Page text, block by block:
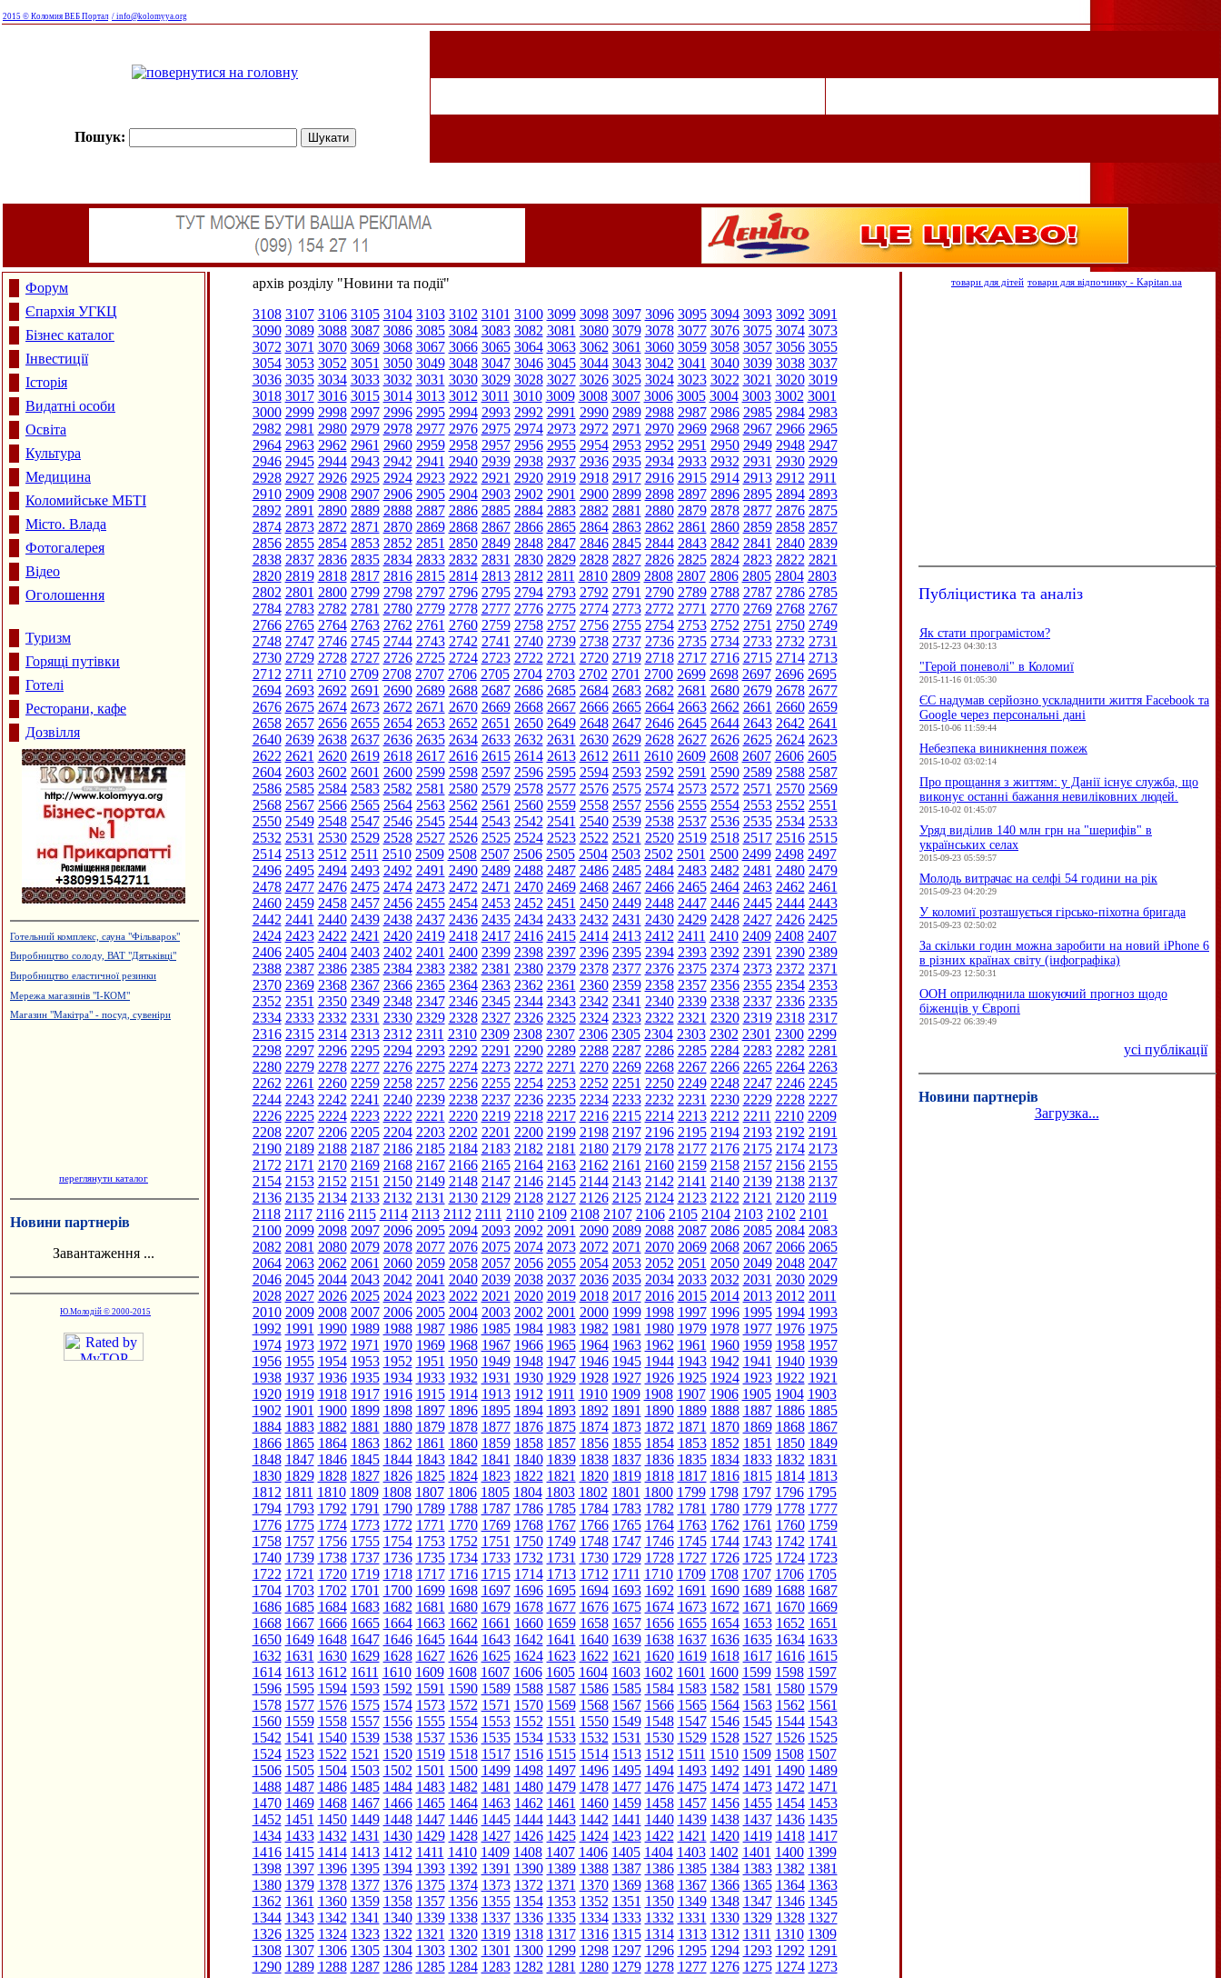
2015 © Коломия ВЕБ Портал / info@kolomyya.org
Пошук:
Форум
Єпархія УГКЦ
Бізнес каталог
Інвестиції
Історія
Видатні особи
Освіта
Культура
Медицина
Коломийське МБТІ
Місто. Влада
Фотогалерея
Відео
Оголошення
Туризм
Горящі путівки
Готелі
Ресторани, кафе
Дозвілля
Готельний комплекс, сауна "Фільварок"
Виробництво солоду, ВАТ "Дятьківці"
Виробництво еластичної резинки
Мережа магазинів "І-КОМ"
Магазин "Макітра" - посуд, сувеніри
переглянути каталог
Новини партнерів
Завантаження ...
Ю.Молодій © 2000-2015
архів розділу "Новини та події"
3108 3107 3106 3105 3104 3103 3102 3101 3100 3099 3098 3097 3096 3095 3094 3093 3092 3091
3090 3089 3088 3087 3086 3085 3084 3083 3082 3081 3080 3079 3078 3077 3076 3075 3074 3073
3072 3071 3070 3069 3068 3067 3066 3065 3064 3063 3062 3061 3060 3059 3058 3057 3056 3055
3054 3053 3052 3051 3050 3049 3048 3047 3046 3045 3044 3043 3042 3041 3040 3039 3038 3037
3036 3035 3034 3033 3032 3031 3030 3029 3028 3027 3026 3025 3024 3023 3022 3021 3020 3019
3018 3017 3016 3015 3014 3013 3012 3011 3010 3009 3008 3007 3006 3005 3004 3003 3002 3001
3000 2999 2998 2997 2996 2995 2994 2993 2992 2991 2990 2989 2988 2987 2986 2985 2984 2983
2982 2981 2980 2979 2978 2977 2976 2975 2974 2973 2972 2971 2970 2969 2968 2967 2966 2965
2964 2963 2962 2961 2960 2959 2958 2957 2956 2955 2954 2953 2952 2951 2950 2949 2948 2947
2946 2945 2944 2943 2942 2941 2940 2939 2938 2937 2936 2935 2934 2933 2932 2931 2930 2929
2928 2927 2926 2925 2924 2923 2922 2921 2920 2919 2918 2917 2916 2915 2914 2913 2912 2911
2910 2909 2908 2907 2906 2905 2904 2903 2902 2901 2900 2899 2898 2897 2896 2895 2894 2893
2892 2891 2890 2889 2888 2887 2886 2885 2884 2883 2882 2881 2880 2879 2878 2877 2876 2875
2874 2873 2872 2871 2870 2869 2868 2867 2866 2865 2864 2863 2862 2861 2860 2859 2858 2857
2856 2855 2854 2853 2852 2851 2850 2849 2848 2847 2846 2845 2844 2843 2842 2841 2840 2839
2838 2837 2836 2835 2834 2833 2832 2831 2830 2829 2828 2827 2826 2825 2824 2823 2822 2821
2820 2819 2818 2817 2816 2815 2814 2813 2812 2811 2810 2809 2808 2807 2806 2805 2804 2803
2802 2801 2800 2799 2798 2797 2796 2795 2794 2793 2792 2791 2790 2789 2788 2787 2786 2785
2784 2783 2782 2781 2780 2779 2778 2777 2776 2775 2774 2773 2772 2771 2770 2769 2768 2767
2766 2765 2764 2763 2762 2761 2760 2759 2758 2757 2756 2755 2754 2753 2752 2751 2750 2749
2748 2747 2746 2745 2744 2743 2742 2741 2740 2739 2738 2737 2736 2735 2734 2733 2732 2731
2730 2729 2728 2727 2726 2725 2724 2723 2722 2721 2720 2719 2718 2717 2716 2715 2714 2713
2712 2711 2710 2709 2708 2707 2706 2705 2704 2703 2702 2701 2700 2699 2698 2697 2696 2695
2694 2693 2692 2691 2690 2689 2688 2687 2686 2685 2684 2683 2682 2681 2680 2679 2678 2677
2676 2675 2674 2673 2672 2671 2670 2669 2668 2667 2666 2665 2664 2663 2662 2661 2660 2659
2658 2657 2656 2655 2654 2653 2652 2651 2650 2649 2648 2647 2646 2645 2644 2643 2642 2641
2640 2639 2638 2637 2636 2635 2634 2633 2632 2631 2630 2629 2628 2627 2626 2625 2624 2623
2622 2621 2620 2619 2618 2617 2616 2615 2614 2613 2612 2611 2610 2609 2608 2607 2606 2605
2604 2603 2602 2601 2600 2599 2598 2597 2596 2595 2594 2593 2592 2591 2590 2589 2588 2587
2586 2585 2584 2583 2582 2581 2580 2579 2578 2577 2576 2575 2574 2573 2572 2571 2570 2569
2568 2567 2566 2565 2564 2563 2562 2561 2560 2559 2558 2557 2556 2555 2554 2553 2552 2551
2550 2549 2548 2547 2546 2545 2544 2543 2542 2541 2540 2539 2538 2537 2536 2535 2534 2533
2532 2531 2530 2529 2528 2527 2526 2525 2524 2523 2522 2521 2520 2519 2518 2517 2516 2515
2514 2513 2512 2511 2510 2509 2508 2507 2506 2505 2504 2503 2502 2501 2500 2499 2498 2497
2496 2495 2494 2493 2492 2491 2490 2489 2488 2487 2486 2485 2484 2483 2482 2481 2480 2479
2478 2477 2476 2475 2474 2473 2472 2471 2470 2469 2468 2467 2466 2465 2464 2463 2462 2461
2460 2459 2458 2457 2456 2455 2454 2453 2452 2451 2450 2449 2448 2447 2446 2445 2444 2443
2442 2441 2440 2439 2438 2437 2436 2435 2434 2433 2432 2431 2430 2429 2428 2427 2426 2425
2424 2423 2422 2421 2420 2419 2418 2417 2416 2415 2414 2413 2412 2411 2410 2409 2408 2407
2406 2405 2404 2403 2402 2401 2400 2399 2398 2397 2396 2395 2394 2393 2392 2391 2390 2389
2388 2387 2386 2385 2384 2383 2382 2381 2380 2379 2378 2377 2376 2375 2374 2373 2372 2371
2370 2369 2368 2367 2366 2365 2364 2363 2362 2361 2360 2359 2358 2357 2356 2355 2354 2353
2352 2351 2350 2349 2348 2347 2346 2345 2344 2343 2342 2341 2340 2339 2338 2337 2336 2335
2334 2333 2332 2331 2330 2329 2328 2327 2326 2325 2324 2323 2322 2321 2320 2319 2318 2317
2316 2315 2314 2313 2312 2311 2310 2309 2308 2307 2306 2305 2304 2303 2302 2301 2300 2299
2298 2297 2296 2295 2294 2293 2292 2291 2290 2289 2288 2287 2286 2285 2284 2283 2282 2281
2280 2279 2278 2277 2276 2275 2274 2273 2272 2271 2270 2269 2268 2267 2266 2265 2264 2263
2262 2261 2260 2259 2258 2257 2256 2255 2254 2253 2252 2251 2250 2249 2248 2247 2246 2245
2244 2243 2242 2241 2240 2239 2238 2237 2236 2235 2234 2233 2232 2231 2230 2229 2228 2227
2226 2225 2224 2223 2222 2221 2220 2219 2218 2217 2216 2215 2214 2213 2212 2211 2210 2209
2208 2207 2206 2205 2204 2203 2202 2201 2200 2199 2198 2197 2196 2195 2194 2193 2192 2191
2190 2189 2188 2187 2186 2185 2184 2183 2182 2181 2180 2179 2178 2177 2176 2175 2174 2173
2172 2171 2170 2169 2168 2167 2166 2165 2164 2163 2162 2161 2160 2159 2158 2157 2156 2155
2154 2153 2152 2151 2150 2149 2148 2147 2146 2145 2144 2143 2142 2141 2140 2139 2138 2137
2136 2135 2134 2133 2132 2131 2130 2129 2128 2127 2126 2125 2124 2123 2122 2121 2120 2119
2118 2117 2116 2115 2114 2113 2112 2111 2110 2109 2108 2107 2106 2105 2104 2103 2102 2101
2100 2099 2098 2097 2096 2095 2094 2093 2092 2091 2090 2089 2088 2087 2086 2085 2084 2083
2082 2081 2080 2079 2078 2077 2076 2075 2074 2073 2072 2071 2070 2069 2068 2067 2066 2065
2064 2063 2062 2061 2060 2059 2058 2057 2056 2055 2054 2053 2052 2051 2050 2049 2048 2047
2046 2045 2044 2043 2042 2041 2040 2039 2038 2037 2036 2035 2034 2033 2032 2031 2030 2029
2028 2027 2026 2025 2024 2023 2022 2021 2020 2019 2018 2017 2016 2015 2014 2013 2012 2011
2010 2009 2008 2007 2006 2005 2004 2003 2002 2001 2000 1999 1998 1997 1996 1995 1994 1993
1992 1991 1990 1989 1988 1987 1986 1985 1984 1983 1982 1981 1980 1979 1978 1977 1976 1975
1974 1973 1972 1971 1970 1969 1968 1967 1966 1965 1964 1963 1962 1961 1960 1959 1958 1957
1956 1955 1954 1953 1952 1951 1950 1949 1948 1947 1946 1945 1944 1943 1942 1941 1940 1939
1938 1937 1936 1935 1934 1933 1932 1931 1930 1929 1928 1927 1926 1925 1924 1923 1922 1921
1920 1919 1918 1917 1916 1915 1914 1913 1912 1911 1910 1909 1908 1907 1906 1905 1904 1903
1902 1901 1900 1899 1898 1897 1896 1895 1894 1893 1892 1891 1890 1889 1888 1887 1886 1885
1884 1883 1882 1881 1880 1879 1878 1877 1876 1875 1874 1873 1872 1871 1870 1869 1868 1867
1866 1865 1864 1863 1862 1861 1860 1859 1858 1857 1856 1855 1854 1853 1852 1851 1850 1849
1848 1847 1846 1845 1844 1843 1842 1841 1840 1839 1838 1837 1836 1835 1834 1833 1832 1831
1830 1829 1828 1827 1826 1825 1824 1823 1822 1821 1820 1819 1818 1817 1816 1815 1814 1813
1812 1811 1810 1809 1808 1807 1806 1805 1804 1803 1802 1801 1800 1799 1798 1797 1796 1795
1794 1793 1792 1791 1790 1789 1788 1787 1786 1785 1784 1783 1782 1781 1780 1779 1778 1777
1776 1775 1774 1773 1772 1771 1770 1769 1768 1767 1766 1765 1764 1763 1762 1761 1760 1759
1758 1757 1756 1755 1754 1753 1752 1751 1750 1749 1748 1747 1746 1745 1744 1743 1742 1741
1740 1739 1738 1737 1736 1735 1734 1733 1732 1731 1730 1729 1728 1727 1726 1725 1724 1723
1722 1721 1720 1719 1718 1717 1716 1715 1714 1713 1712 1711 1710 1709 1708 1707 1706 1705
1704 1703 1702 1701 1700 1699 1698 1697 1696 1695 1694 1693 1692 1691 1690 1689 1688 1687
1686 1685 1684 1683 1682 1681 1680 1679 1678 1677 1676 1675 1674 1673 1672 1671 1670 1669
1668 1667 1666 1665 1664 1663 1662 1661 1660 1659 1658 1657 1656 1655 1654 1653 1652 1651
1650 1649 1648 1647 1646 1645 1644 1643 1642 1641 1640 1639 1638 1637 1636 1635 1634 1633
1632 1631 1630 1629 1628 1627 1626 1625 1624 1623 1622 1621 1620 1619 1618 1617 1616 1615
1614 1613 1612 1611 1610 1609 1608 1607 1606 1605 1604 1603 1602 1601 1600 1599 1598 1597
1596 1595 1594 1593 1592 1591 1590 1589 1588 1587 1586 1585 1584 1583 1582 1581 1580 1579
1578 1577 1576 1575 1574 1573 1572 1571 1570 1569 1568 1567 1566 1565 1564 1563 1562 1561
1560 1559 1558 1557 1556 1555 1554 1553 1552 1551 1550 1549 1548 1547 1546 1545 1544 1543
1542 1541 1540 1539 1538 1537 1536 1535 1534 1533 1532 1531 1530 1529 1528 1527 1526 1525
1524 1523 1522 1521 1520 1519 1518 1517 1516 1515 1514 1513 1512 1511 1510 1509 1508 1507
1506 1505 1504 1503 1502 1501 1500 1499 1498 1497 1496 1495 1494 1493 1492 1491 1490 1489
1488 1487 1486 1485 1484 1483 1482 1481 1480 1479 1478 1477 1476 1475 1474 1473 1472 1471
1470 1469 1468 1467 1466 1465 1464 1463 1462 1461 1460 1459 1458 1457 1456 1455 1454 1453
1452 1451 1450 1449 1448 1447 1446 1445 1444 1443 1442 1441 1440 1439 1438 1437 1436 1435
1434 1433 1432 1431 1430 1429 1428 1427 1426 1425 1424 1423 1422 1421 1420 1419 1418 1417
1416 1415 1414 1413 1412 1411 1410 1409 1408 1407 1406 1405 1404 1403 1402 1401 1400 1399
1398 1397 1396 1395 1394 1393 1392 1391 1390 1389 1388 1387 1386 1385 1384 1383 1382 1381
1380 1379 1378 1377 1376 1375 1374 1373 1372 1371 1370 1369 1368 1367 1366 1365 1364 1363
1362 1361 1360 1359 1358 1357 1356 1355 1354 1353 1352 1351 1350 1349 1348 1347 1346 1345
1344 1343 1342 1341 1340 1339 1338 1337 1336 1335 1334 1333 1332 1331 1330 1329 1328 1327
1326 1325 1324 1323 1322 1321 1320 1319 1318 1317 1316 1315 1314 1313 1312 1311 1310 1309
1308 1307 1306 1305 1304 1303 1302 1301 1300 1299 1298 1297 1296 1295 1294 1293 1292 1291
1290 1289 1288 1287 1286 1285 1284 1283 1282 1281 1280 1279 1278 1277 1276 1275 1274 1273
товари для дітей товари для відпочинку - Kapitan.ua
Публіцистика та аналіз
Як стати програмістом?
2015-12-23 04:30:13
"Герой поневолі" в Коломиї
2015-11-16 01:05:30
ЄC надумав серйозно ускладнити життя Facebook та
Google через персональні дані
2015-10-06 11:59:44
Небезпека виникнення пожеж
2015-10-02 03:02:14
Про прощання з життям: у Данії існує служба, що
виконує останні бажання невиліковних людей.
2015-10-02 01:45:07
Уряд виділив 140 млн грн на "шерифів" в
українських селах
2015-09-23 05:59:57
Молодь витрачає на селфі 54 години на рік
2015-09-23 04:20:29
У коломиї розташується гірсько-піхотна бригада
2015-09-23 02:50:02
За скільки годин можна заробити на новий iPhone 6
в різних країнах світу (інфографіка)
2015-09-23 12:50:31
ООН оприлюднила шокуючий прогноз щодо
біженців у Європі
2015-09-22 06:39:49
усі публікації
Новини партнерів
Загрузка...